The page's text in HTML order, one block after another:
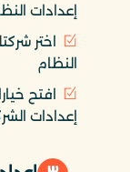
إعدادات
اختر
النظام
افتح
إعدادات